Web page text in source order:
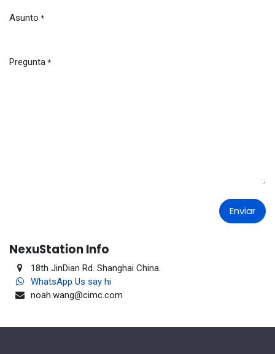
Asunto *
Pregunta *
Enviar
NexuStation Info
18thJinDian Rd. Shanghai China.
WhatsApp Us say hi
noah.wang@cimc.com